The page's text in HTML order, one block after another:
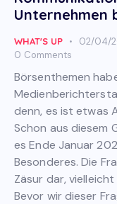
Unternehmen
WHAT'S UP 02/04/
0 Comments
Börsenthemen
denn, es ist etwas
Schon aus diesem
es Ende Januar
Besonderes. Die
Zäsur dar,
Bevor wir dieser